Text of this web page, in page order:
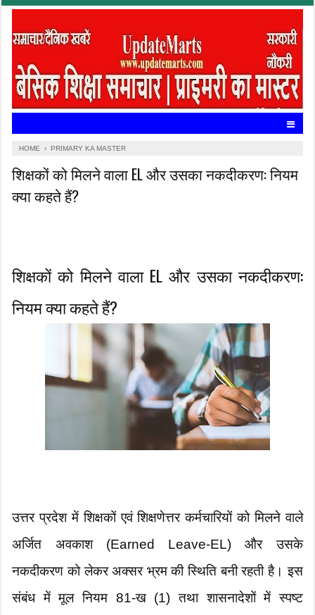
HOME ›PRIMARY KA MASTER
शिक्षकों को मिलने वाला EL और उसका नकदीकरण: नियम
क्या कहते हैं?
शिक्षकों को मिलने वाला EL और उसका नकदीकरण:
नियम क्या कहते हैं?
उत्तर प्रदेश में शिक्षकों एवं शिक्षणेत्तर कर्मचारियों को मिलने वाले
अर्जित अवकाश (Earned Leave-EL) और उसके
नकदीकरण को लेकर अक्सर भ्रम की स्थिति बनी रहती है। इस
संबंध में मूल नियम 81-ख (1) तथा शासनादेशों में स्पष्ट